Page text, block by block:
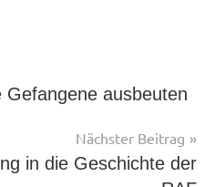
Gefangene ausbeuten
Nächster Beitrag
in die Geschichte der